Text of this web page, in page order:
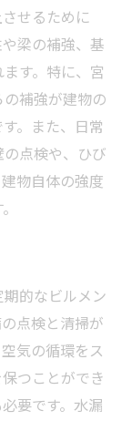
せるために
梁の補強、基
す。特に、宮
補強が建物の
。また、日常
点検や、ひび
物自体の強度
的なビルメン
点検と清掃が
気の循環をス
つことができ
要です。水漏